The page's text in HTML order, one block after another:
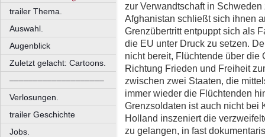
trailer Thema.
Auswahl.
Augenblick
Zuletzt gelacht: Cartoons.
––––––––––––––––––––
Verlosungen.
trailer Geschichte
Jobs.
zur Verwandtschaft in
Afghanistan schließt sich ihnen
Grenzübertritt entpuppt sich als
die EU unter Druck zu setzen.
nicht bereit, Flüchtende über die
Richtung Frieden und Freiheit
zwischen zwei Staaten, die
immer wieder die Flüchtenden
Grenzsoldaten ist auch nicht bei
Holland inszeniert die
zu gelangen, in fast